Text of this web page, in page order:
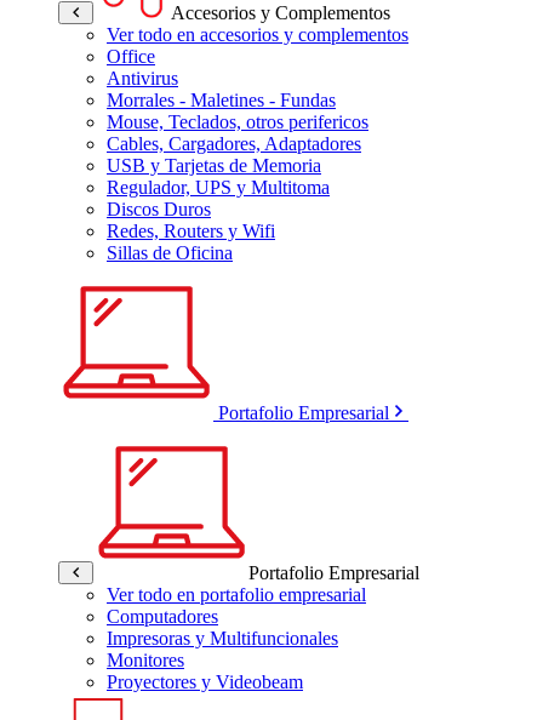
Accesorios y Complementos
Ver todo en accesorios y complementos
Office
Antivirus
Morrales - Maletines - Fundas
Mouse, Teclados, otros perifericos
Cables, Cargadores, Adaptadores
USB y Tarjetas de Memoria
Regulador, UPS y Multitoma
Discos Duros
Redes, Routers y Wifi
Sillas de Oficina
Portafolio Empresarial
Portafolio Empresarial
Ver todo en portafolio empresarial
Computadores
Impresoras y Multifuncionales
Monitores
Proyectores y Videobeam